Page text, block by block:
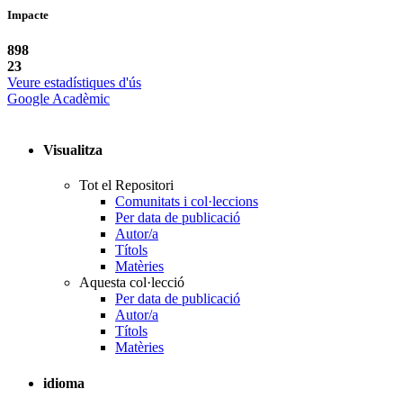
Impacte
898
23
Veure estadístiques d'ús
Google Acadèmic
Visualitza
Tot el Repositori
Comunitats i col·leccions
Per data de publicació
Autor/a
Títols
Matèries
Aquesta col·lecció
Per data de publicació
Autor/a
Títols
Matèries
idioma